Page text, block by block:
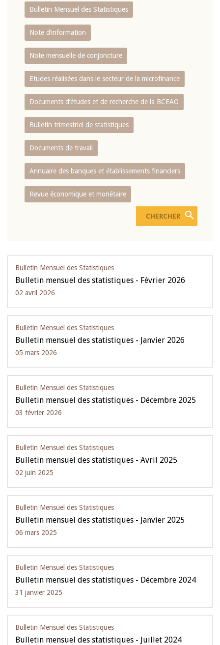
Bulletin Mensuel des Statistiques
Note d’information
Note mensuelle de conjoncture
Etudes réalisées dans le secteur de la microfinance
Documents d’études et de recherche de la BCEAO
Bulletin trimestriel de statistiques
Documents de travail
Annuaire des banques et établissements financiers
Revue économique et monétaire
Bulletin Mensuel des Statistiques
Bulletin mensuel des statistiques - Février 2026
02 avril 2026
Bulletin Mensuel des Statistiques
Bulletin mensuel des statistiques - Janvier 2026
05 mars 2026
Bulletin Mensuel des Statistiques
Bulletin mensuel des statistiques - Décembre 2025
03 février 2026
Bulletin Mensuel des Statistiques
Bulletin mensuel des statistiques - Avril 2025
02 juin 2025
Bulletin Mensuel des Statistiques
Bulletin mensuel des statistiques - Janvier 2025
06 mars 2025
Bulletin Mensuel des Statistiques
Bulletin mensuel des statistiques - Décembre 2024
31 janvier 2025
Bulletin Mensuel des Statistiques
Bulletin mensuel des statistiques - Juillet 2024